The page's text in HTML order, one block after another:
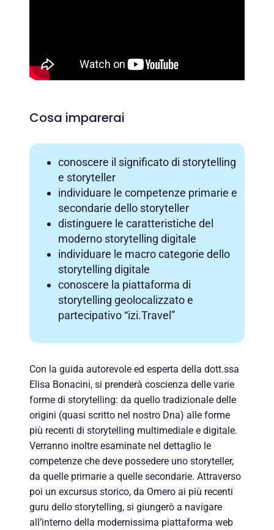
Cosa imparerai
conoscere il significato di storytelling
e storyteller
individuare le competenze primarie e
secondarie dello storyteller
distinguere le caratteristiche del
moderno storytelling digitale
individuare le macro categorie dello
storytelling digitale
conoscere la piattaforma di
storytelling geolocalizzato e
partecipativo “izi.Travel”
Con la guida autorevole ed esperta della dott.ssa
Elisa Bonacini, si prenderà coscienza delle varie
forme di storytelling: da quello tradizionale delle
origini (quasi scritto nel nostro Dna) alle forme
più recenti di storytelling multimediale e digitale.
Verranno inoltre esaminate nel dettaglio le
competenze che deve possedere uno storyteller,
da quelle primarie a quelle secondarie. Attraverso
poi un excursus storico, da Omero ai più recenti
guru dello storytelling, si giungerò a navigare
all’interno della modernissima piattaforma web